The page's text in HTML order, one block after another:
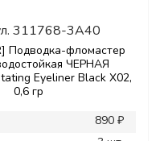
311768-3A40
Подводка-фломастер
ЧЕРНАЯ
Eyeliner Black X02,
0,6 гр
890 ₽